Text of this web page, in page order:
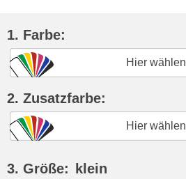
1. Farbe:
Hier wählen
2. Zusatzfarbe:
Hier wählen
3. Größe: klein